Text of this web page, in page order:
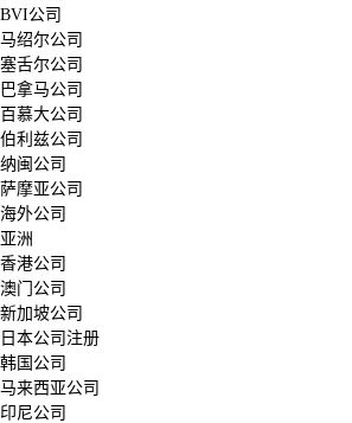
BVI公司
马绍尔公司
塞舌尔公司
巴拿马公司
百慕大公司
伯利兹公司
纳闽公司
萨摩亚公司
海外公司
亚洲
香港公司
澳门公司
新加坡公司
日本公司注册
韩国公司
马来西亚公司
印尼公司